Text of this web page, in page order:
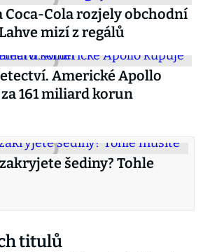
Coca-Cola rozjely obchodní
mizí z regálů
Americké Apollo
161 miliard korun
šediny? Tohle
titulů